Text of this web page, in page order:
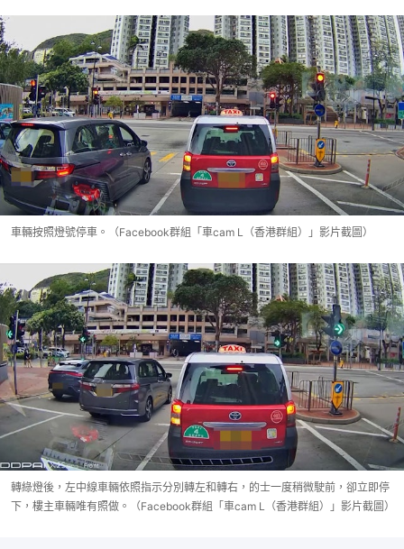
車輛按照燈號停車。（Facebook群組「車cam L（香港群組）」影片截圖）
轉綠燈後，左中線車輛依照指示分別轉左和轉右，的士一度稍微駛前，卻立即停
下，樓主車輛唯有照做。（Facebook群組「車cam L（香港群組）」影片截圖）